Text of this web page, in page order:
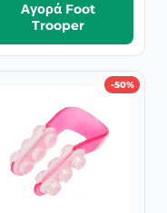
Αγορά Foot
Trooper
-50%